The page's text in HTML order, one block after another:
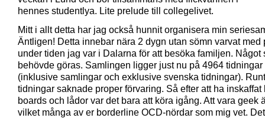
hennes studentlya. Lite prelude till collegelivet.
Mitt i allt detta har jag också hunnit organisera min
Äntligen! Detta innebar nära 2 dygn utan sömn varvat med
under tiden jag var i Dalarna för att besöka familjen. Något
behövde göras. Samlingen ligger just nu på 4964 tidningar
(inklusive samlingar och exklusive svenska tidningar).
tidningar saknade proper förvaring. Så efter att ha inskaffat
boards och lådor var det bara att köra igång. Att vara geek
vilket många av er borderline OCD-nördar som mig vet.